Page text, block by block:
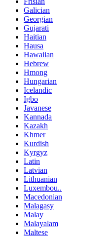
Galician
Georgian
Gujarati
Haitian
Hausa
Hawaiian
Hebrew
Hmong
Hungarian
Icelandic
Igbo
Javanese
Kannada
Kazakh
Khmer
Kurdish
Kyrgyz
Latin
Latvian
Lithuanian
Luxembou..
Macedonian
Malagasy
Malay
Malayalam
Maltese